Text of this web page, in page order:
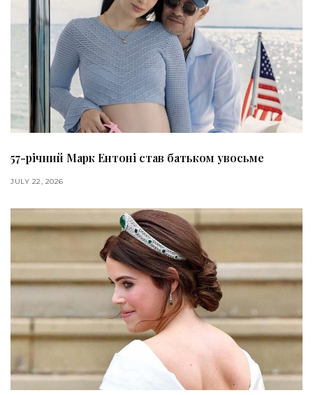
57-річний Марк Ентоні став батьком увосьме
JULY 22, 2026